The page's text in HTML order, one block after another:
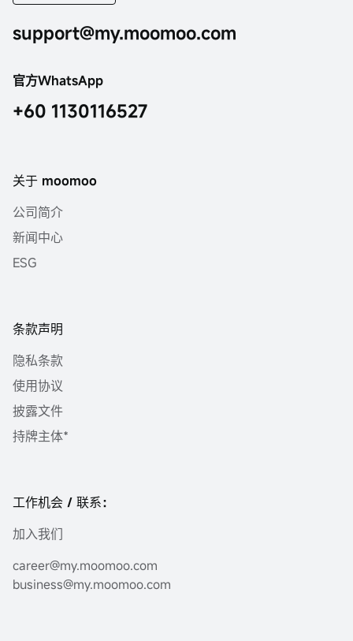
support@my.moomoo.com
官方WhatsApp
+60 1130116527
关于 moomoo
公司简介
新闻中心
ESG
条款声明
隐私条款
使用协议
披露文件
持牌主体*
工作机会 / 联系：
加入我们
career@my.moomoo.com
business@my.moomoo.com